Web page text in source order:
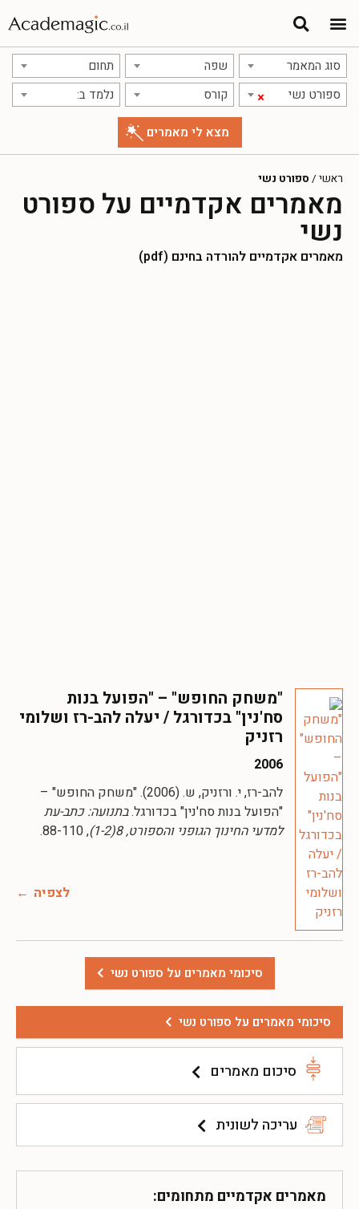
סוג המאמר שפה תחום
× ספורט נשי קורס נלמד ב:
סיכומי מאמרים על ספורט נשי
סיכום מאמרים
עריכה לשונית
מאמרים אקדמיים מתחומים:
ראשי / ספורט נשי
מאמרים אקדמיים על ספורט
נשי
מאמרים אקדמיים להורדה בחינם (pdf)
"משחק החופש" – "הפועל בנות
סח'נין" בכדורגל / יעלה להב-רז ושלומי
רזניק
2006
להב-רז, י. ורזניק, ש. (2006). "משחק החופש" –
"הפועל בנות סח'נין" בכדורגל.בתנועה: כתב-עת
למדעי החינוך הגופני והספורט, 8(1-2)
, 88-110.
לצפיה
סיכומי מאמרים על ספורט נשי